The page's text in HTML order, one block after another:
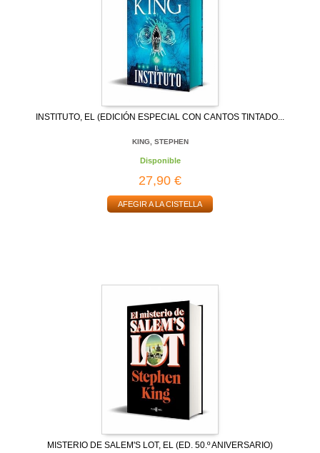
INSTITUTO, EL (EDICIÓN ESPECIAL CON CANTOS TINTADO...
KING, STEPHEN
Disponible
27,90 €
AFEGIR A LA CISTELLA
MISTERIO DE SALEM'S LOT, EL (ED. 50.º ANIVERSARIO)